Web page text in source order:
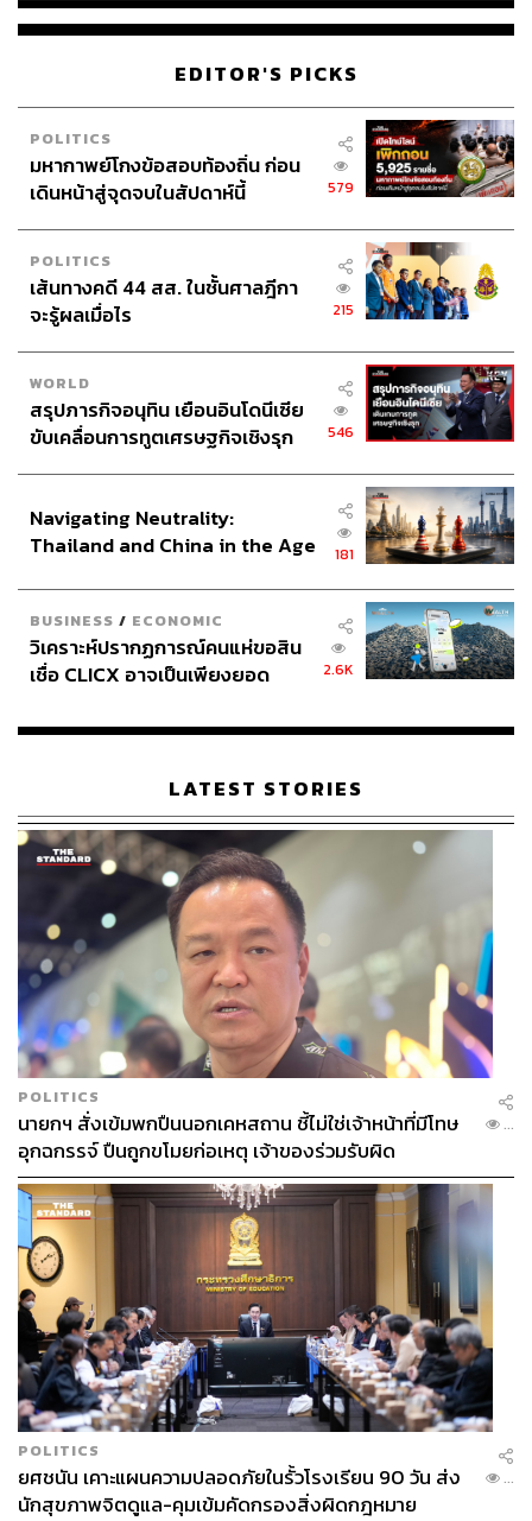
อาจรู้ในสิ่งที่ผู้อื่นไม่รู้’
แม้ว่าพันทิปจะผ่านการรีแบรนด์ ปรับโลโก้ และโครงสร้าง
เว็บใหม่ แต่สิ่งหนึ่งที่ไม่เปลี่ยนไปตามยุคสมัยคือ แก่นของเว็บ
ที่มุ่งเน้นการแบ่งปันความรู้และประสบการณ์ของสมาชิก ซึ่ง
สะท้อนถึงความเข้าใจในพฤติกรรมและความต้องการของ
ผู้คนในสังคมออนไลน์ จนมาลงเอยที่สโลแกน ‘Learn, Share
& Fun’ ในปัจจุบัน
ไม่มีใครรู้ในทุกสิ่ง เรารู้ในสิ่งที่ผู้อื่นอาจจะ
ไม่รู้ เช่นเดียวกับที่เราอาจจะไม่รู้ในสิ่งที่ผู้อื่นรู้ พันทิป คือพื้นที่
สำหรับการแบ่งปันความรู้กัน นี่คือแก่นหลักที่ยังอยู่จนถึงวันนี้
“สโลแกนของพันทิปเปลี่ยนมาหลายยุคหลายสมัย ยุคแรกๆ
ก็มีตั้งแต่ Touch of Friendships หรือสัมผัสแห่งมิตรภาพ
เพราะเรารู้สึกว่าคนรู้จักกัน เป็นเพื่อนกันเพราะที่นี่ บางคน
เป็นแฟนกัน แต่งงานกันก็มี ยุคต่อมาเป็นเรื่องของสังคม
ออนไลน์คุณภาพ เพราะว่าเป็นยุคที่เว็บบอร์ดเกิดขึ้นเยอะ
ขาดการดูแล มีสแปม มีโฆษณาลดความอ้วนเยอะแยะ
“มาจนถึงปัจจุบัน ตอนที่พัฒนาเว็บใหม่ เราก็คุยกันว่า
สโลแกนใหม่ของพันทิปควรจะเป็นอย่างไร จากการประชุม
กับทางทีมมาร์เก็ตติ้ง เราเคาะคีย์เวิร์ดออกมาเป็น 4 คำ คือ
Wisdom เราอยากเห็นพันทิปเป็นสังคมแห่งปัญญา Sharing
คือการแบ่งปันกัน มี Dynamic ก็คือมันไม่หยุดนิ่ง เปลี่ยนแปลง
ไปเรื่อยๆ แล้วก็มีความ Incremental คือมีความเพิ่มพูนขึ้น
ออกมาเป็น Learn, Share & Fun
มาแชร์ความรู้กัน Fun คือทุกคนสนุกกับการเล่นพันทิป ซึ่งผม
ว่าเป็นสโลแกนที่ดีมาก เข้ากับพันทิปทุกวันนี้
“เราอยู่ในแพลตฟอร์มดิจิทัลตั้งแต่แรก ดังนั้นเราจะไม่ได้
เปลี่ยนในเชิงออฟไลน์มาเป็นออนไลน์เหมือนกับธุรกิจอื่น แต่
ปรับเปลี่ยนในมุมของผลิตภัณฑ์มากกว่า จริงๆ แก่นหลักของ
พันทิปคือ การมองผ่านผู้ใช้ให้ได้ เน้นการแบ่งปันความรู้ เพียง
แต่ว่าปรับให้มีความวัยรุ่นมากขึ้น แก้ปัญหาให้ผู้ใช้งานใช้ได้
มากขึ้น คนเข้ามาตอบกระทู้ได้มากขึ้น”
แต่ละแพลตฟอร์มมันมีวัฒนธรรมและความ
สนใจต่างกัน เราก็จะไปอยู่ในทุกแพลตฟอร์ม
ในอนาคตถ้ามีแพลตฟอร์มใหม่เกิดขึ้น เราก็จะ
เอาตัวเองเข้าไปอยู่ในนั้นด้วย เพราะถ้ามันมีผู้
ใช้อยู่ในนั้น เราก็ต้องอยู่ตามผู้ใช้
EDITOR'S PICKS
POLITICS
มหากาพย์โกงข้อสอบท้องถิ่น ก่อน
เดินหน้าสู่จุดจบในสัปดาห์นี้
579
POLITICS
เส้นทางคดี 44 สส. ในชั้นศาลฎีกา
จะรู้ผลเมื่อไร
215
WORLD
สรุปภารกิจอนุทิน เยือนอินโดนีเซีย
ขับเคลื่อนการทูตเศรษฐกิจเชิงรุก
546
Navigating Neutrality:
Thailand and China in the Age
181
BUSINESS / ECONOMIC
วิเคราะห์ปรากฏการณ์คนแห่ขอสิน
เชื่อ CLICX อาจเป็นเพียงยอด
เรือนไทยที่ถูกซุกไว้
2.6K
LATEST STORIES
POLITICS
นายกฯ สั่งเข้มพกปืนนอกเคหสถาน ชี้ไม่ใช่เจ้าหน้าที่มีโทษ
อุกฉกรรจ์ ปืนถูกขโมยก่อเหตุ เจ้าของร่วมรับผิด
...
POLITICS
ยศชนัน เคาะแผนความปลอดภัยในรั้วโรงเรียน 90 วัน ส่ง
นักสุขภาพจิตดูแล-คุมเข้มคัดกรองสิ่งผิดกฎหมาย
...